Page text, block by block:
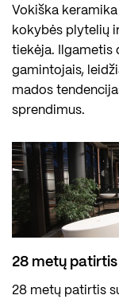
Vokiška
kokybės plytelių
tiekėja. Ilgametis
gamintojais,
mados
sprendimus.
28 metų patirtis
28 metų patirtis